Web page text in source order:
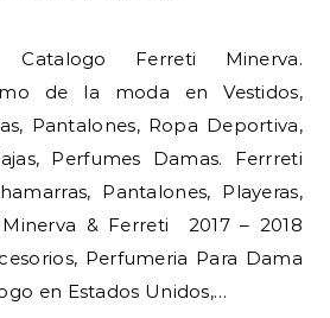
de la moda en Vestidos,
Pantalones, Ropa Deportiva,
Perfumes Damas. Ferrreti
Pantalones, Playeras,
Minerva & Ferreti 2017 – 2018
Perfumeria Para Dama
en Estados Unidos,…